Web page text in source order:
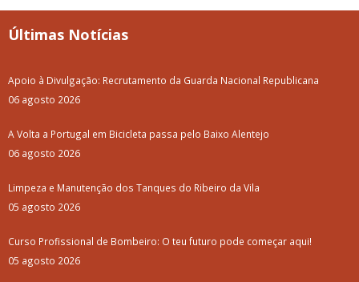
Últimas Notícias
Apoio à Divulgação: Recrutamento da Guarda Nacional Republicana
06 agosto 2026
A Volta a Portugal em Bicicleta passa pelo Baixo Alentejo
06 agosto 2026
Limpeza e Manutenção dos Tanques do Ribeiro da Vila
05 agosto 2026
Curso Profissional de Bombeiro: O teu futuro pode começar aqui!
05 agosto 2026